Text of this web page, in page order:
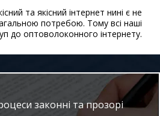
та якісний інтернет нині є не
потребою. Тому всі наші
до оптоволоконного інтернету.
законні та прозорі